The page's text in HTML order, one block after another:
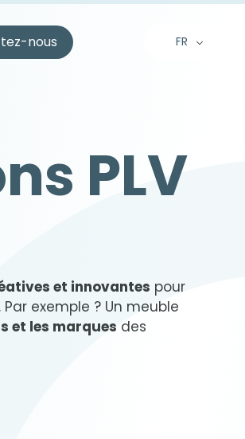
nous FR
EN
PLV
et innovantes pour
exemple ? Un meuble
et les marques des